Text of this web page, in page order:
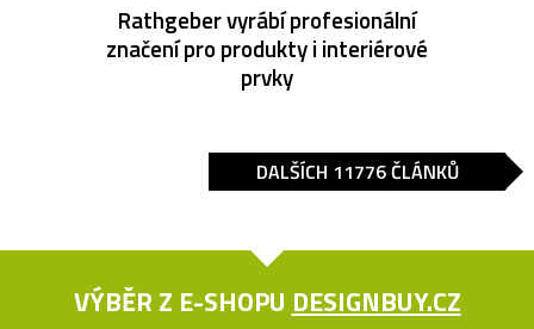
Rathgeber vyrábí profesionální
značení pro produkty i interiérové
prvky
DALŠÍCH 11776 ČLÁNKŮ
VÝBĚR Z E-SHOPU DESIGNBUY.CZ